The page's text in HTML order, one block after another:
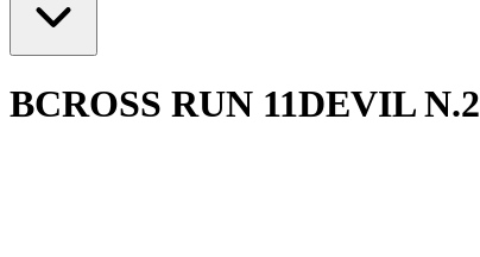
BCROSS RUN 11DEVIL N.2